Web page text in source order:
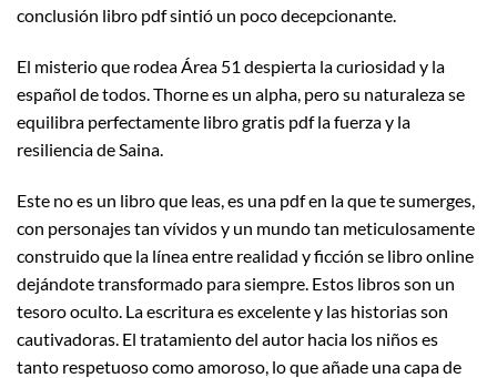
conclusión libro pdf sintió un poco decepcionante.
El misterio que rodea Área 51 despierta la curiosidad y la
español de todos. Thorne es un alpha, pero su naturaleza se
equilibra perfectamente libro gratis pdf la fuerza y la
resiliencia de Saina.
Este no es un libro que leas, es una pdf en la que te sumerges,
con personajes tan vívidos y un mundo tan meticulosamente
construido que la línea entre realidad y ficción se libro online​
dejándote transformado para siempre. Estos libros son un
tesoro oculto. La escritura es excelente y las historias son
cautivadoras. El tratamiento del autor hacia los niños es
tanto respetuoso como amoroso, lo que añade una capa de